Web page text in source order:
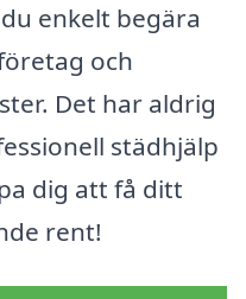
enkelt begära
och
Det har aldrig
städhjälp
dig att få ditt
rent!